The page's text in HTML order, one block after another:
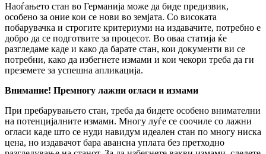
Наоѓањето стан во Германија може да биде предизвик,
особено за оние кои се нови во земјата. Со високата
побарувачка и строгите критериуми на издавачите, потребно е
добро да се подготвите за процесот. Во оваа статија ќе
разгледаме каде и како да барате стан, кои документи ви се
потребни, како да избегнете измами и кои чекори треба да ги
преземете за успешна апликација.
Внимание! Премногу лажни огласи и измами
При пребарувањето стан, треба да бидете особено внимателни
на потенцијалните измами. Многу луѓе се соочиле со лажни
огласи каде што се нуди навидум идеален стан по многу ниска
цена, но издавачот бара авансна уплата без претходно